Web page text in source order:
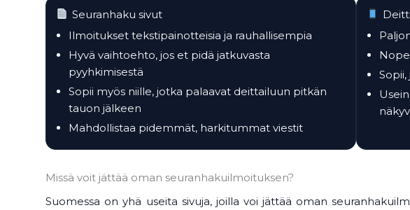
Seuranhaku sivut
Ilmoitukset tekstipainotteisia ja rauhallisempia
Hyvä vaihtoehto, jos et pidä jatkuvasta
pyyhkimisestä
Sopii myös niille, jotka palaavat deittailuun pitkän
tauon jälkeen
Mahdollistaa pidemmät, harkitummat viestit
Missä voit jättää oman seuranhakuilmoituksen?
Suomessa on yhä useita sivuja, joilla voi jättää oman